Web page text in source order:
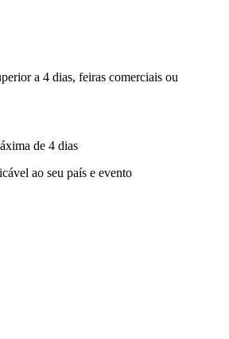
a 4 dias, feiras comerciais ou
de 4 dias
ao seu país e evento